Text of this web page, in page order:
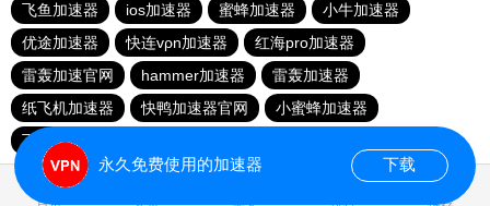
飞鱼加速器
ios加速器 蜜蜂加速器
小牛加速器
优途加速器
快连vρn加速器
红海pro加速器
雷轰加速官网
hammer加速器
雷轰加速器
纸飞机加速器
快鸭加速器官网
小蜜蜂加速器
飞跃加速器
永久免费使用的加速器 下载